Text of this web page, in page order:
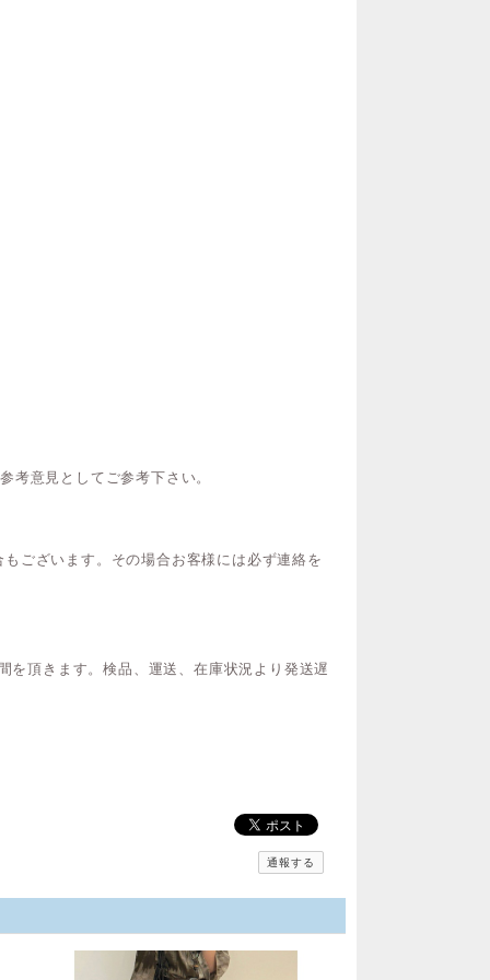
考意見としてご参考下さい。
ございます。その場合お客様には必ず連絡を
を頂きます。検品、運送、在庫状況より発送遅
通報する